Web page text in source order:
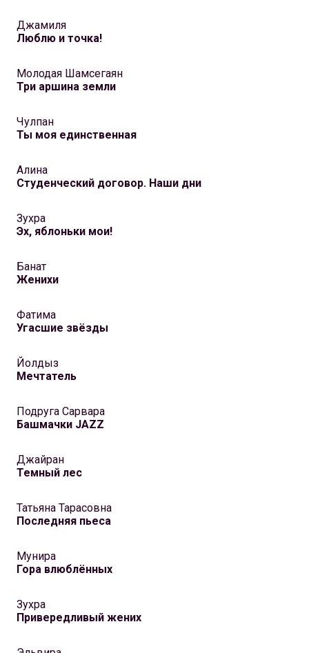
Джамиля
Люблю и точка!
Молодая Шамсегаян
Три аршина земли
Чулпан
Ты моя единственная
Алина
Студенческий договор. Наши дни
Зухра
Эх, яблоньки мои!
Банат
Женихи
Фатима
Угасшие звёзды
Йолдыз
Мечтатель
Подруга Сарвара
Башмачки JAZZ
Джайран
Темный лес
Татьяна Тарасовна
Последняя пьеса
Мунира
Гора влюблённых
Зухра
Привередливый жених